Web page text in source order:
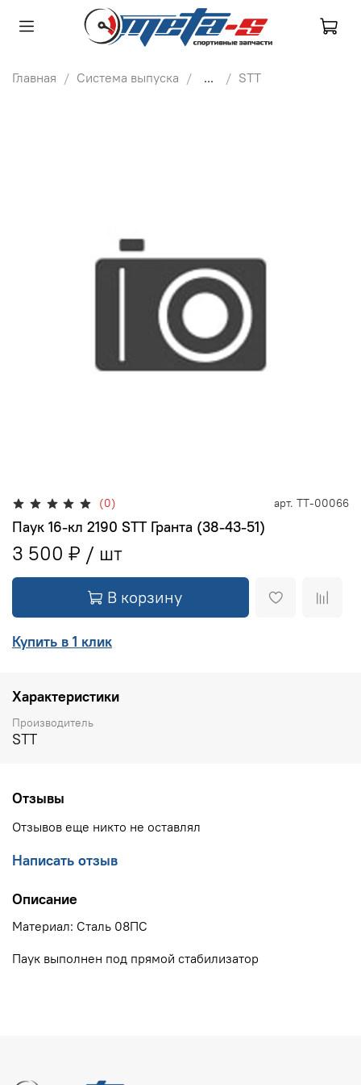
Главная Система выпуска ... STT
(0) арт. ТТ-00066
Паук 16-кл 2190 STT Гранта (38-43-51)
3 500 ₽
В корзину
Купить в 1 клик
Характеристики
Производитель
STT
Отзывы
Отзывов еще никто не оставлял
Написать отзыв
Описание
Материал: Сталь 08ПС
Паук выполнен под прямой стабилизатор